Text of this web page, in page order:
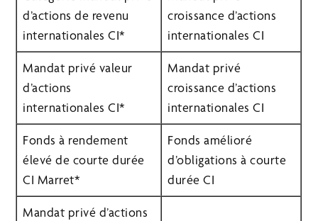
d’actions de revenu
internationales CI*
croissance d’actions
internationales CI
Mandat privé valeur
d’actions
internationales CI*
Mandat privé
croissance d’actions
internationales CI
Fonds à rendement
élevé de courte durée
CI Marret*
Fonds amélioré
d’obligations à courte
durée CI
Mandat privé d’actions